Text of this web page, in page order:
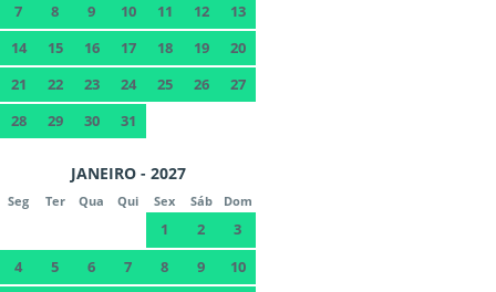
7
8 9 10 11 12
13
14
15 16 17 18 19
20
21
22 23 24 25 26
27
28
29 30 31
JANEIRO - 2027
Seg Ter Qua Qui Sex Sáb Dom
1 2
3
4
5 6 7 8 9
10